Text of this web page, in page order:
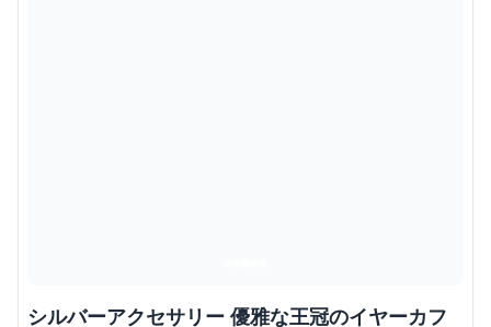
シルバーアクセサリー 優雅な王冠のイヤーカフ